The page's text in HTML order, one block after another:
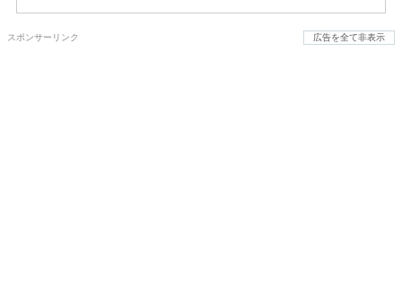
スポンサーリンク 広告を全て非表示